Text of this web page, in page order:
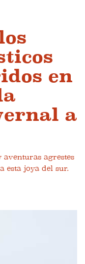
en
a
aventuras agrestes
esta joya del sur.